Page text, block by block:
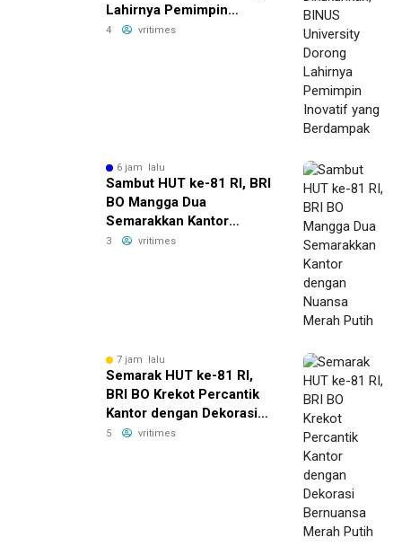
Lahirnya Pemimpin
Inovatif yang Berdampak
4 vritimes
6 jam lalu
Sambut HUT ke-81 RI, BRI
BO Mangga Dua
Semarakkan Kantor
dengan Nuansa Merah
3 vritimes
7 jam lalu
Semarak HUT ke-81 RI,
BRI BO Krekot Percantik
Kantor dengan Dekorasi
Bernuansa Merah Putih
5 vritimes